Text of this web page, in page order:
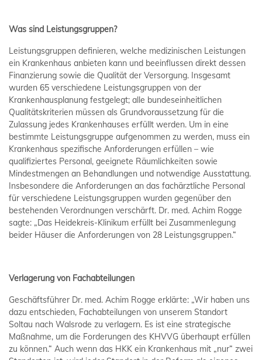
Was sind Leistungsgruppen?
Leistungsgruppen definieren, welche medizinischen Leistungen
ein Krankenhaus anbieten kann und beeinflussen direkt dessen
Finanzierung sowie die Qualität der Versorgung. Insgesamt
wurden 65 verschiedene Leistungsgruppen von der
Krankenhausplanung festgelegt; alle bundeseinheitlichen
Qualitätskriterien müssen als Grundvoraussetzung für die
Zulassung jedes Krankenhauses erfüllt werden. Um in eine
bestimmte Leistungsgruppe aufgenommen zu werden, muss ein
Krankenhaus spezifische Anforderungen erfüllen – wie
qualifiziertes Personal, geeignete Räumlichkeiten sowie
Mindestmengen an Behandlungen und notwendige Ausstattung.
Insbesondere die Anforderungen an das fachärztliche Personal
für verschiedene Leistungsgruppen wurden gegenüber den
bestehenden Verordnungen verschärft. Dr. med. Achim Rogge
sagte: „Das Heidekreis-Klinikum erfüllt bei Zusammenlegung
beider Häuser die Anforderungen von 28 Leistungsgruppen.“
Verlagerung von Fachabteilungen
Geschäftsführer Dr. med. Achim Rogge erklärte: „Wir haben uns
dazu entschieden, Fachabteilungen von unserem Standort
Soltau nach Walsrode zu verlagern. Es ist eine strategische
Maßnahme, um die Forderungen des KHVVG überhaupt erfüllen
zu können.“ Auch wenn das HKK ein Krankenhaus mit „nur“ zwei